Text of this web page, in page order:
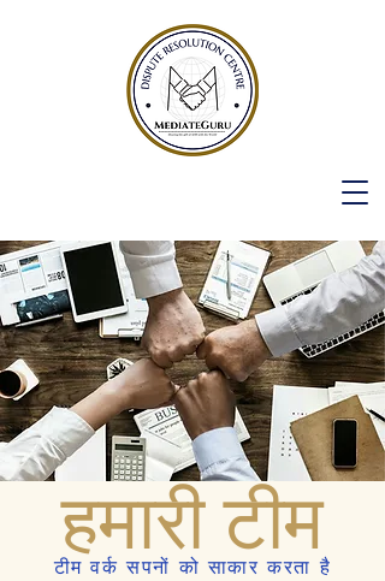
हमारी टीम
टीम वर्क सपनों को साकार करता है